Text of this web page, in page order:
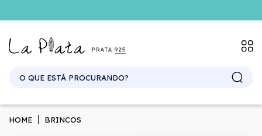
HOME BRINCOS